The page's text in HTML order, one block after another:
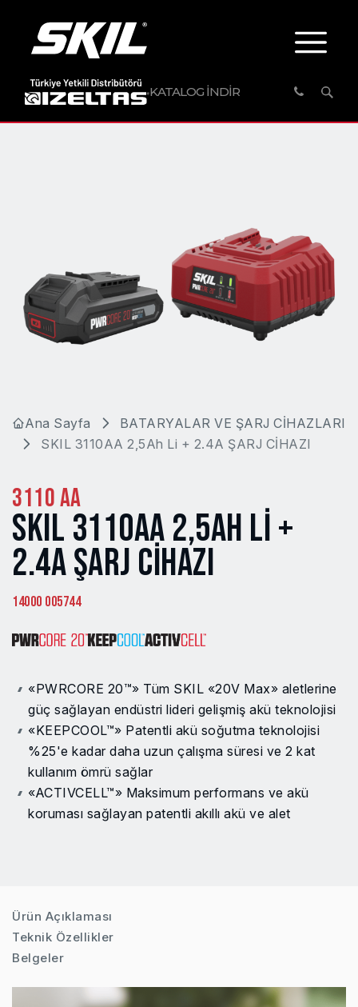
KATALOG İNDİR
Ana Sayfa
BATARYALAR VE ŞARJ CİHAZLARI
SKIL 3110AA 2,5Ah Li + 2.4A ŞARJ CİHAZI
3110 AA
SKIL 3110AA 2,5AH LI +
2.4A ŞARJ CİHAZI
14000 005744
«PWRCORE 20™» Tüm SKIL «20V Max» aletlerine
güç sağlayan endüstri lideri gelişmiş akü teknolojisi
«KEEPCOOL™» Patentli akü soğutma teknolojisi
%25'e kadar daha uzun çalışma süresi ve 2 kat
kullanım ömrü sağlar
«ACTIVCELL™» Maksimum performans ve akü
koruması sağlayan patentli akıllı akü ve alet
Ürün Açıklaması
Teknik Özellikler
Belgeler